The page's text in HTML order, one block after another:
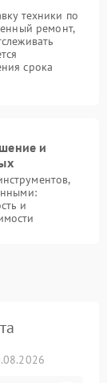
техники по
ремонт,
срока
и
и